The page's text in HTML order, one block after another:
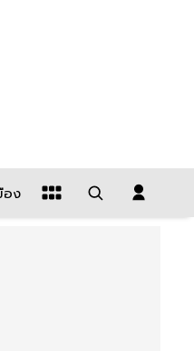
อง